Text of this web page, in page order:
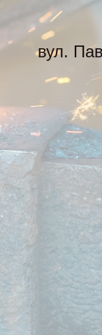
вул.